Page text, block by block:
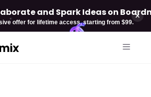
and Spark Ideas on
offer for lifetime access, starting from $99.